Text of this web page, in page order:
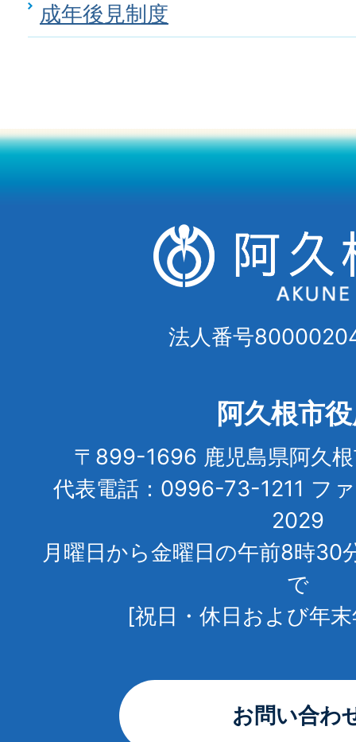
成年後見制度
法人番号
阿久根市
〒899-1696 鹿児島県阿久
代表電話：0996-73-1211 フ
2029
月曜日から金曜日の午前8時30
で
[祝日・休日および年
お問い合わ